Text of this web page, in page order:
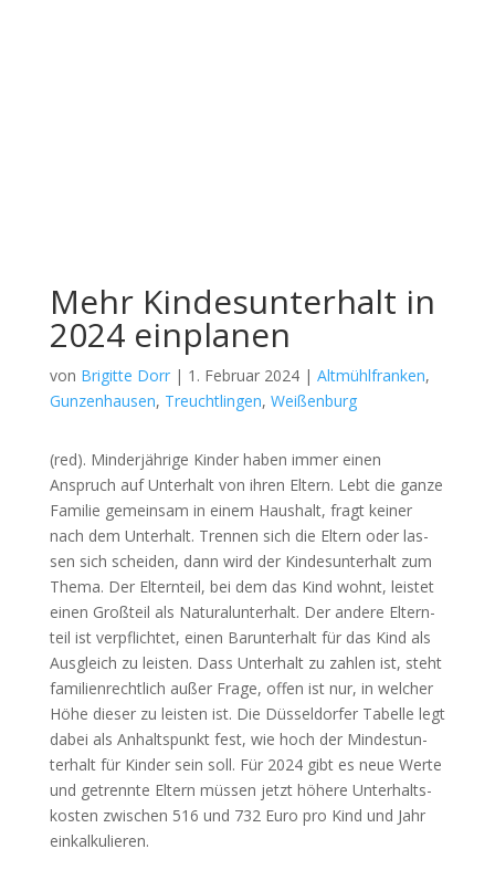
Mehr Kindesunterhalt in
2024 einplanen
von Brigitte Dorr| 1. Februar 2024| Altmühlfranken,
Gunzenhausen, Treuchtlingen, Weißenburg
(red). Min­der­jäh­ri­ge Kin­der haben immer einen
Anspruch auf Unter­halt von ihren Eltern. Lebt die gan­ze
Fami­lie gemein­sam in einem Haus­halt, fragt kei­ner
nach dem Unter­halt. Tren­nen sich die Eltern oder las­
sen sich schei­den, dann wird der Kin­des­un­ter­halt zum
The­ma. Der Eltern­teil, bei dem das Kind wohnt, leis­tet
einen Groß­teil als Natur­al­un­ter­halt. Der ande­re Eltern­
teil ist ver­pflich­tet, einen Bar­un­ter­halt für das Kind als
Aus­gleich zu leis­ten. Dass Unter­halt zu zah­len ist, steht
fami­li­en­recht­lich außer Fra­ge, offen ist nur, in wel­cher
Höhe die­ser zu leis­ten ist. Die Düs­sel­dor­fer Tabel­le legt
dabei als Anhalts­punkt fest, wie hoch der Min­dest­un­
ter­halt für Kin­der sein soll. Für 2024 gibt es neue Wer­te
und getrenn­te Eltern müs­sen jetzt höhe­re Unter­halts­
kos­ten zwi­schen 516 und 732 Euro pro Kind und Jahr
ein­kal­ku­lie­ren.